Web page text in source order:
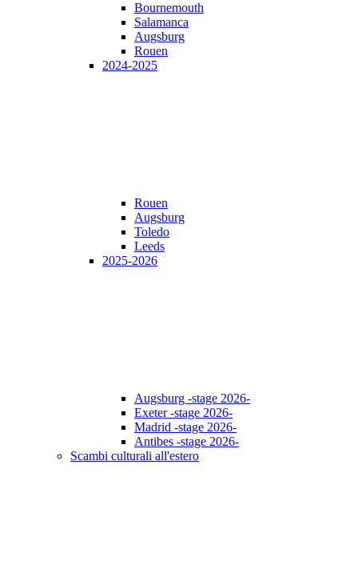
Bournemouth
Salamanca
Augsburg
Rouen
2024-2025
Rouen
Augsburg
Toledo
Leeds
2025-2026
Augsburg -stage 2026-
Exeter -stage 2026-
Madrid -stage 2026-
Antibes -stage 2026-
Scambi culturali all'estero